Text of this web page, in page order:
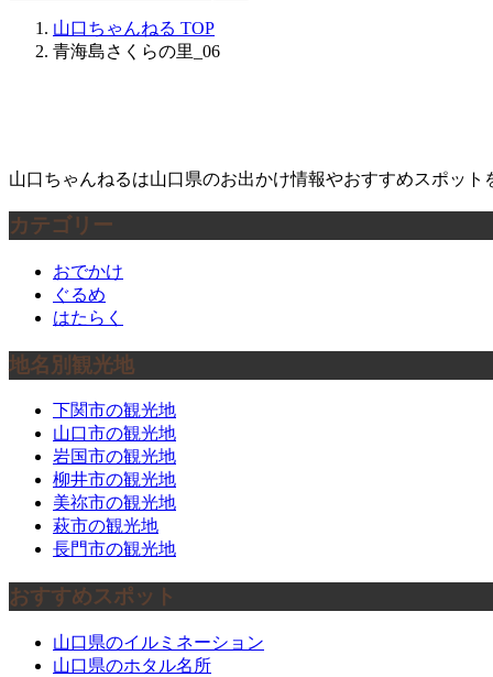
山口ちゃんねる TOP
青海島さくらの里_06
山口ちゃんねるは山口県のお出かけ情報やおすすめスポッ
カテゴリー
おでかけ
ぐるめ
はたらく
地名別観光地
下関市の観光地
山口市の観光地
岩国市の観光地
柳井市の観光地
美祢市の観光地
萩市の観光地
長門市の観光地
おすすめスポット
山口県のイルミネーション
山口県のホタル名所